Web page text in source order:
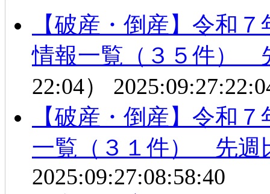
【破産・倒産】令和
情報一覧（３５件）
22:04）
【破産・倒産】令和
一覧（３１件） 先週
2025:09:27:08:58:40